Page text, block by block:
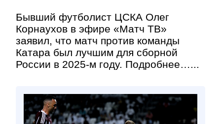
Бывший футболист ЦСКА Олег
Корнаухов в эфире «Матч ТВ»
заявил, что матч против команды
Катара был лучшим для сборной
России в 2025‑м году. Подробнее…...
Контакт»